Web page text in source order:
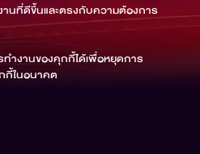
นที่ดีขึ้นและตรงกับความต้องการ
ำงานของคุกกี้ได้เพื่อหยุดการ
กี้ในอนาคต